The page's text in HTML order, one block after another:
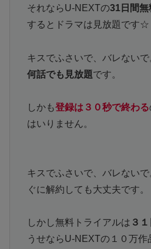
それならU-NEXTの31日間無
するとドラマは見放題です☆
キスでふさいで、バレない
何話でも見放題です。
しかも登録は３０秒で終わる
はいりません。
キスでふさいで、バレない
ぐに解約しても大丈夫です。
しかし無料トライアルは ３
うせならU-NEXTの１０万